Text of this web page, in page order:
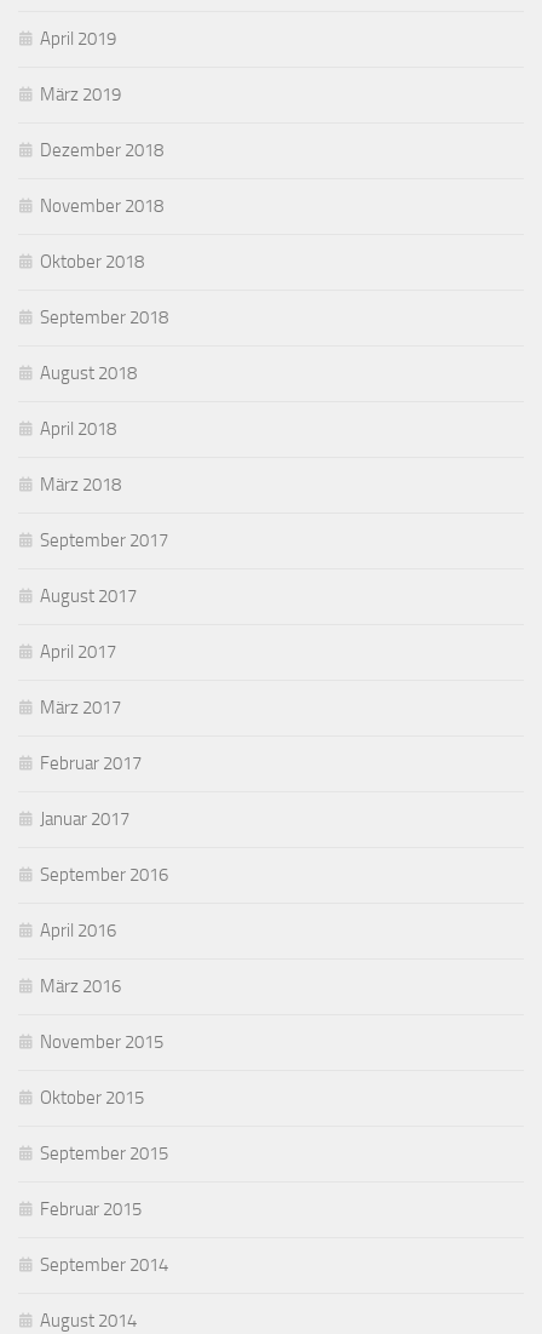
April 2019
März 2019
Dezember 2018
November 2018
Oktober 2018
September 2018
August 2018
April 2018
März 2018
September 2017
August 2017
April 2017
März 2017
Februar 2017
Januar 2017
September 2016
April 2016
März 2016
November 2015
Oktober 2015
September 2015
Februar 2015
September 2014
August 2014